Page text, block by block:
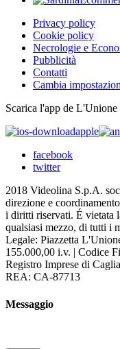
Privacy policy
Cookie policy
Necrologie e
Pubblicità
Contatti
Cambia
Scarica l'app de L'Unione
apple
facebook
twitter
2018 Videolina S.p.A.
direzione e
i diritti riservati. É vietata
qualsiasi mezzo, di tutti i
Legale: Piazzetta
155.000,00 i.v. | Codice
Registro Imprese di
REA: CA-87713
Messaggio